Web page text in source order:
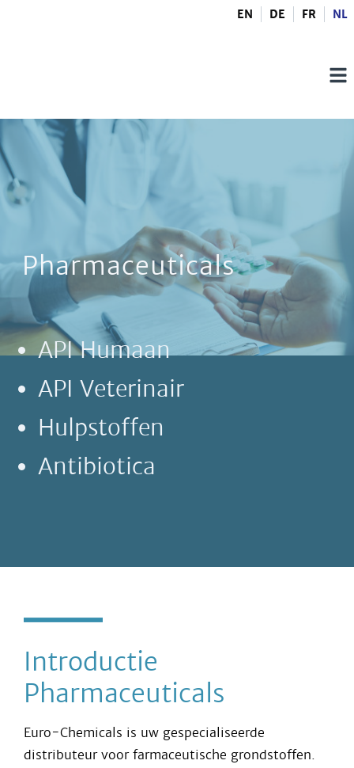
EN DE FR NL
Pharmaceuticals
API Humaan
API Veterinair
Hulpstoffen
Antibiotica
Introductie
Pharmaceuticals
Euro-Chemicals is uw gespecialiseerde
distributeur voor farmaceutische grondstoffen.